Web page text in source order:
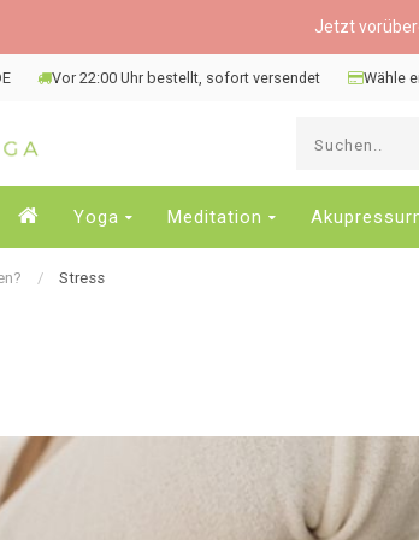
Jetzt
Vor 22:00 Uhr bestellt, sofort versendet Wähle
Yoga Meditation
/ Stress